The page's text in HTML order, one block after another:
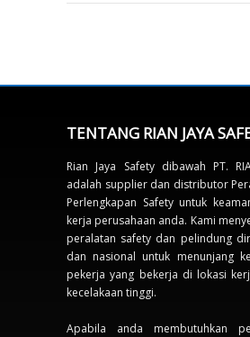
TENTANG RIAN JAYA
Rian Jaya Safety dibawah PT.
adalah supplier dan distributor
Perlengkapan Safety untuk
kerja perusahaan anda. Kami
peralatan safety dan pelindung
dan nasional untuk menunjang
pekerja yang bekerja di lokasi
kecelakaan tinggi.
Apabila anda membutuhkan